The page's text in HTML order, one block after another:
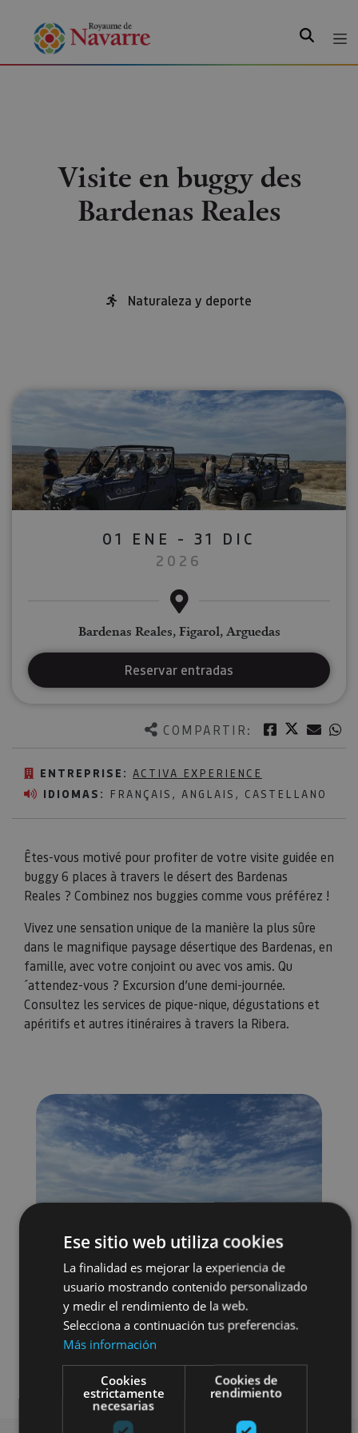
Visite en buggy des
Bardenas Reales
Naturaleza y deporte
COMPARTIR: Facebook
Twitter
ENTREPRISE: ACTIVA EXPERIENCE
IDIOMAS: FRANÇAIS, ANGLAIS, CASTELLANO
Êtes-vous motivé pour profiter de votre visite guidée en
buggy 6 places à travers le désert des Bardenas
Reales ? Combinez nos buggies comme vous préférez !
Vivez une sensation unique de la manière la plus sûre
dans le magnifique paysage désertique des Bardenas, en
famille, avec votre conjoint ou avec vos amis. Qu
´attendez-vous ? Excursion d’une demi-journée.
Consultez les services de pique-nique, dégustations et
apéritifs et autres itinéraires à travers la Ribera.
01 ENE - 31 DIC
2026
Bardenas Reales, Figarol, Arguedas
Reservar entradas
Visitas guiadas Buggy / quad
Ese sitio web utiliza cookies
La finalidad es mejorar la experiencia de
usuario mostrando contenido personalizado
y medir el rendimiento de la web.
Selecciona a continuación tus preferencias.
Más información
Cookies
estrictamente
necesarias
Cookies de
rendimiento